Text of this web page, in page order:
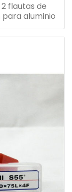
flautas de
aluminio